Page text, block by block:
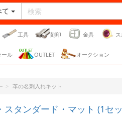
て
工具 刻印 金具
ール OUTLET オークション
革の名刺入れキット
タンダード・マット (1セ